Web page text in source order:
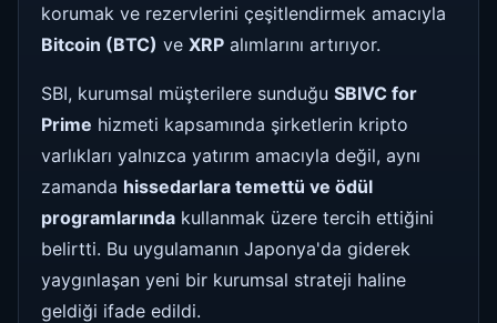
korumak ve rezervlerini çeşitlendirmek amacıyla
Bitcoin (BTC) ve XRP alımlarını artırıyor.
SBI, kurumsal müşterilere sunduğu SBIVC for
Prime hizmeti kapsamında şirketlerin kripto
varlıkları yalnızca yatırım amacıyla değil, aynı
zamanda hissedarlara temettü ve ödül
programlarında kullanmak üzere tercih ettiğini
belirtti. Bu uygulamanın Japonya'da giderek
yaygınlaşan yeni bir kurumsal strateji haline
geldiği ifade edildi.